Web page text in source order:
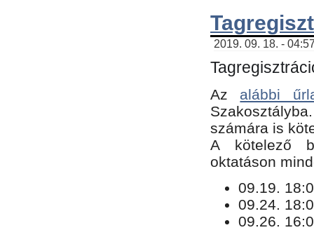
2019. 09. 18. -
Az alábbi
számára is
​A kötelező
oktatáson
09.19.
09.24.
09.26.